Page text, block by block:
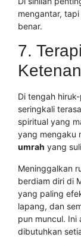
mengantar,
benar.
7.
Di tengah
seringkali
spiritual yang
yang mengaku
umrah yang
Meninggalkan
berdiam diri di
yang paling
lapang, dan
pun muncul. Ini
dibutuhkan